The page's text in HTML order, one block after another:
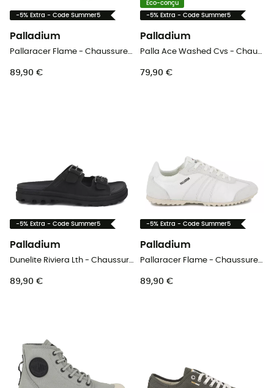
-5% Extra - Code Summer5
Palladium
Pallaracer Flame - Chaussures lifestyle femme
89,90 €
Eco-conçu
-5% Extra - Code Summer5
Palladium
Palla Ace Washed Cvs - Chaussures lifestyle
79,90 €
-5% Extra - Code Summer5
Palladium
Dunelite Riviera Lth - Chaussures lifestyle
89,90 €
-5% Extra - Code Summer5
Palladium
Pallaracer Flame - Chaussures lifestyle femme
89,90 €